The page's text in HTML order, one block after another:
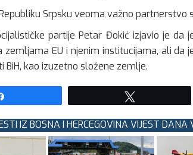
Srpsku veoma važno partnerstvo
partije Petar Đokić izjavio je da
EU i njenim institucijama, ali da
BiH, kao izuzetno složene zemlje.
IZ BOSNA I HERCEGOVINA VIJEST DANA